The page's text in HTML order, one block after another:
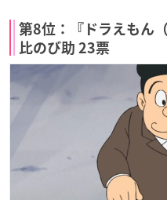
第8位：『ドラえもん
比のび助 23票